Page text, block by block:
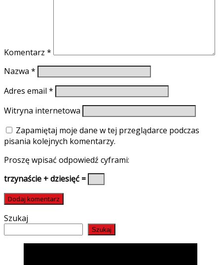
Komentarz *
Nazwa *
Adres email *
Witryna internetowa
Zapamiętaj moje dane w tej przeglądarce podczas
pisania kolejnych komentarzy.
Proszę wpisać odpowiedź cyframi:
trzynaście + dziesięć =
Szukaj
Szukaj